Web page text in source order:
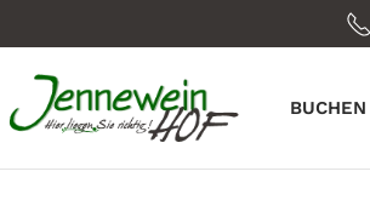
BUCHEN